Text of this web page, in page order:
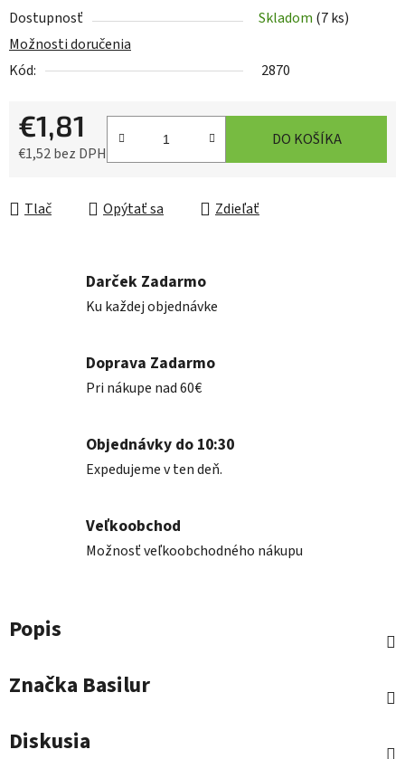
Dostupnosť Skladom (7 ks)
Možnosti doručenia
Kód:
2870
€1,81
€1,52 bez DPH
DO KOŠÍKA
Tlač Opýtať sa Zdieľať
Darček Zadarmo
Ku každej objednávke
Doprava Zadarmo
Pri nákupe nad 60€
Objednávky do 10:30
Expedujeme v ten deň.
Veľkoobchod
Možnosť veľkoobchodného nákupu
Popis
Značka Basilur
Diskusia